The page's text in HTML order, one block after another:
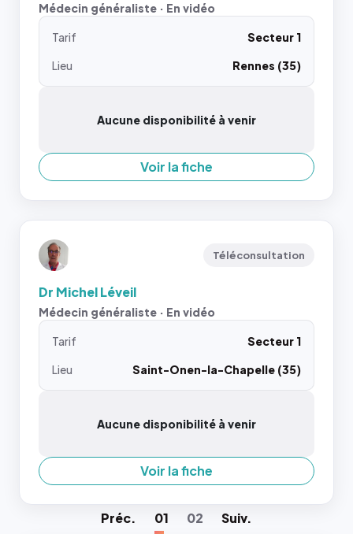
Médecin généraliste · En vidéo
Tarif
Secteur 1
Lieu
Rennes (35)
Aucune disponibilité à venir
Voir la fiche
Téléconsultation
Dr Michel Léveil
Médecin généraliste · En vidéo
Tarif
Secteur 1
Lieu
Saint-Onen-la-Chapelle (35)
Aucune disponibilité à venir
Voir la fiche
Préc. 01 02 Suiv.